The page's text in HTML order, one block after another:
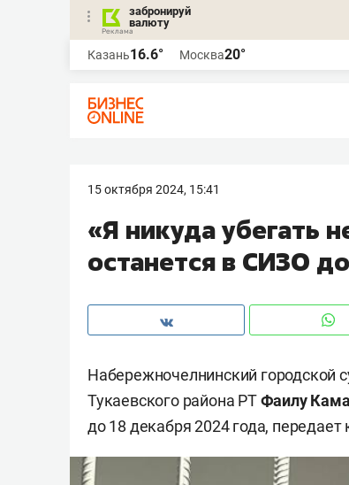
забронируй
валюту
Казань16.6° Москва20°
15 октября 2024, 15:41
«Я никуда убегать
останется в СИЗО
Набережночелнинский городской
Тукаевского района РТФаилу
до 18 декабря 2024 года,